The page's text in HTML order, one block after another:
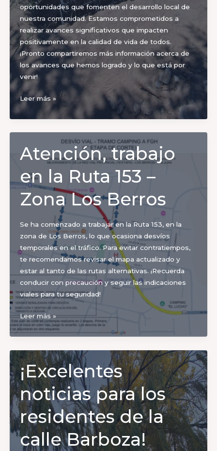
oportunidades que fomenten el desarrollo local de
nuestra comunidad. Estamos comprometidos a
realizar avances significativos que impacten
positivamente en la calidad de vida de todos.
¡Pronto compartiremos más información acerca de
los avances que hemos logrado y lo que está por
venir!
Obra
del
nuevo
puente
cruce
canal
en
el
Unión
La
Juventud
de
San
Isidro,
Cochagual
Norte
Leer más »
Atención, trabajo
en la Ruta 153 –
Zona Los Berros
Se ha comenzado a trabajar en la Ruta 153, en la
zona de Los Berros, lo que ocasiona desvíos
temporales en el tráfico. Para evitar contratiempos,
te recomendamos revisar el mapa actualizado y
estar al tanto de las rutas alternativas. ¡Recuerda
conducir con precaución y seguir las indicaciones
viales para tu seguridad!
Atención,
trabajo
en
la
Ruta
153
–
Zona
Los
Berros
Leer más »
¡Excelentes
noticias para los
residentes de la
calle Barboza!